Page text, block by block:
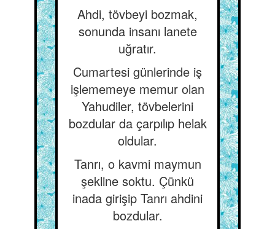
Ahdi, tövbeyi bozmak,
sonunda insanı lanete
uğratır.
Cumartesi günlerinde iş
işlememeye memur olan
Yahudiler, tövbelerini
bozdular da çarpılıp helak
oldular.
Tanrı, o kavmi maymun
şekline soktu. Çünkü
inada girişip Tanrı ahdini
bozdular.